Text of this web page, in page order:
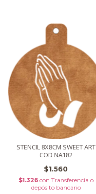
STENCIL 8X8CM SWEET ART
COD NA182
$1.560
$1.326 con Transferencia o
depósito bancario